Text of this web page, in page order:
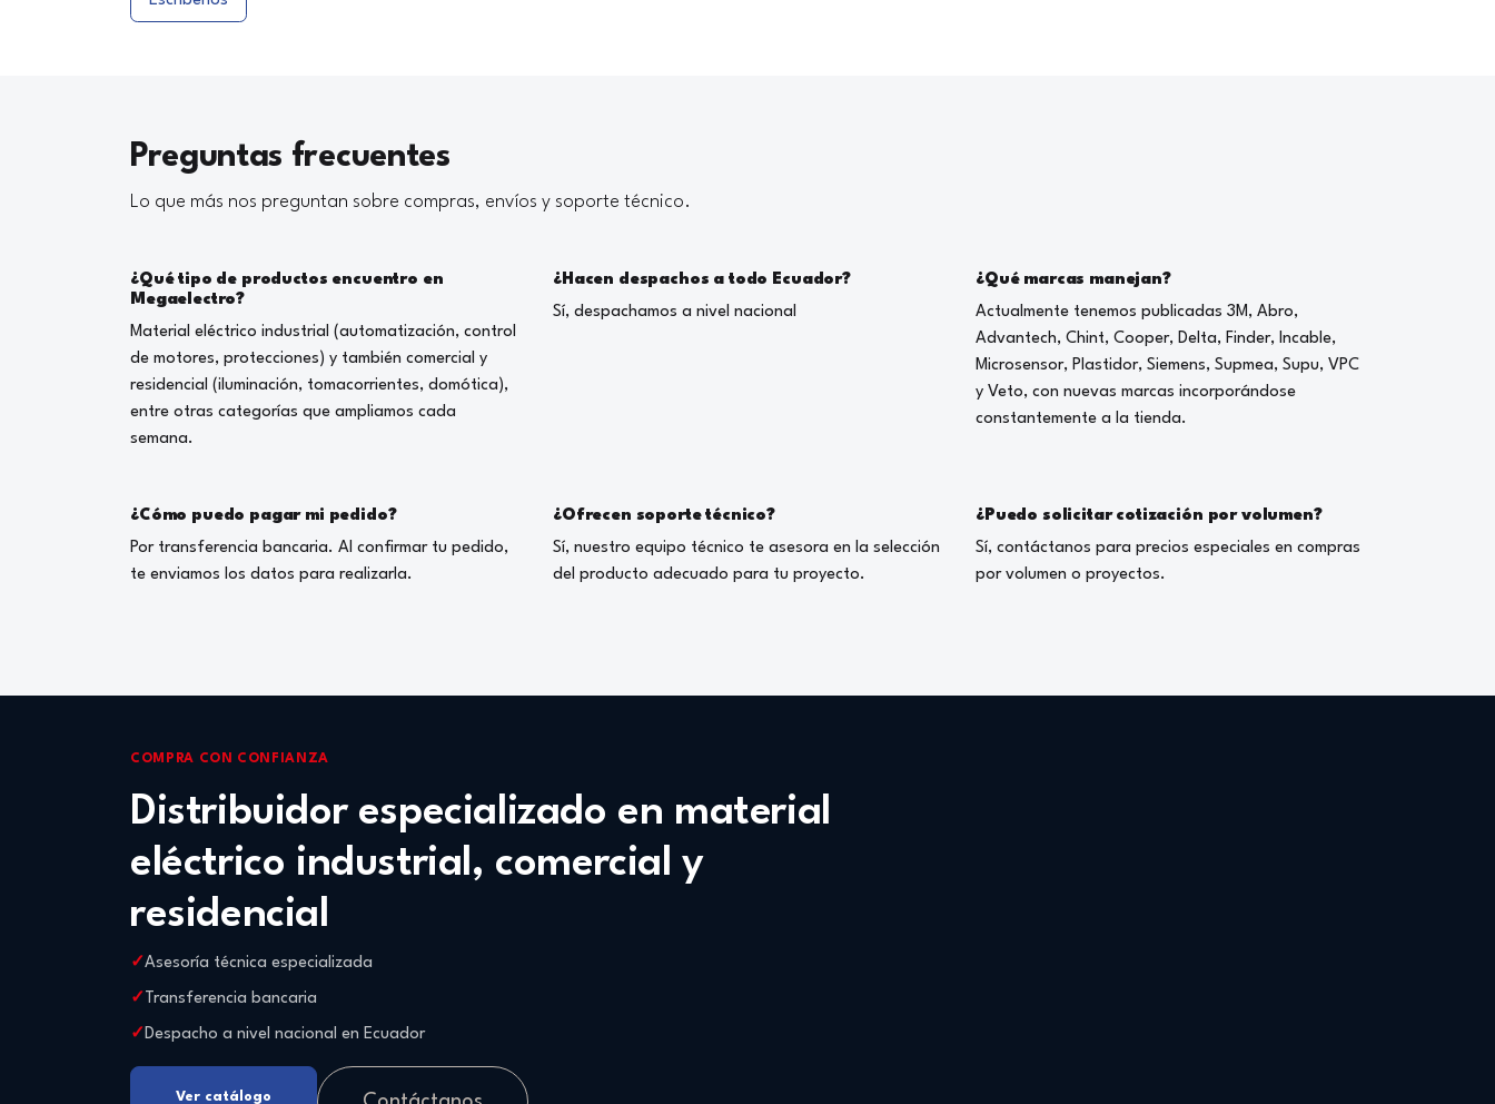
Preguntas frecuentes
Lo que más nos preguntan sobre compras, envíos y soporte técnico.
¿Qué tipo de productos encuentro en
Megaelectro?
Material eléctrico industrial (automatización, control
de motores, protecciones) y también comercial y
residencial (iluminación, tomacorrientes, domótica),
entre otras categorías que ampliamos cada
semana.
¿Hacen despachos a todo Ecuador?
Sí, despachamos a nivel nacional
¿Qué marcas manejan?
Actualmente tenemos publicadas 3M, Abro,
Advantech, Chint, Cooper, Delta, Finder, Incable,
Microsensor, Plastidor, Siemens, Supmea, Supu, VPC
y Veto, con nuevas marcas incorporándose
constantemente a la tienda.
¿Cómo puedo pagar mi pedido?
Por transferencia bancaria. Al confirmar tu pedido,
te enviamos los datos para realizarla.
¿Ofrecen soporte técnico?
Sí, nuestro equipo técnico te asesora en la selección
del producto adecuado para tu proyecto.
¿Puedo solicitar cotización por volumen?
Sí, contáctanos para precios especiales en compras
por volumen o proyectos.
COMPRA CON CONFIANZA
Distribuidor especializado en material
eléctrico industrial, comercial y
residencial
Asesoría técnica especializada
Transferencia bancaria
Despacho a nivel nacional en Ecuador
Ver catálogo